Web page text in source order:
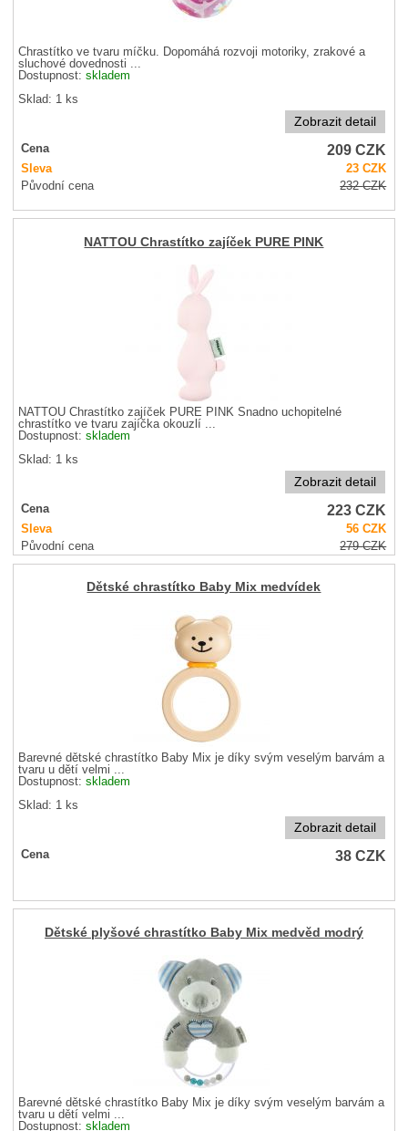
Chrastítko ve tvaru míčku. Dopomáhá rozvoji motoriky, zrakové a
sluchové dovednosti ...
Dostupnost:skladem
Sklad: 1 ks
Zobrazit detail
Cena 209CZK
Sleva 23CZK
Původní cena
232CZK
NATTOU Chrastítko zajíček PURE PINK
NATTOU Chrastítko zajíček PURE PINK Snadno uchopitelné
chrastítko ve tvaru zajíčka okouzlí ...
Dostupnost:skladem
Sklad: 1 ks
Zobrazit detail
Cena 223CZK
Sleva 56CZK
Původní cena
279CZK
Dětské chrastítko Baby Mix medvídek
Barevné dětské chrastítko Baby Mix je díky svým veselým barvám a
tvaru u dětí velmi ...
Dostupnost:skladem
Sklad: 1 ks
Zobrazit detail
Cena 38CZK
Dětské plyšové chrastítko Baby Mix medvěd modrý
Barevné dětské chrastítko Baby Mix je díky svým veselým barvám a
tvaru u dětí velmi ...
Dostupnost:skladem